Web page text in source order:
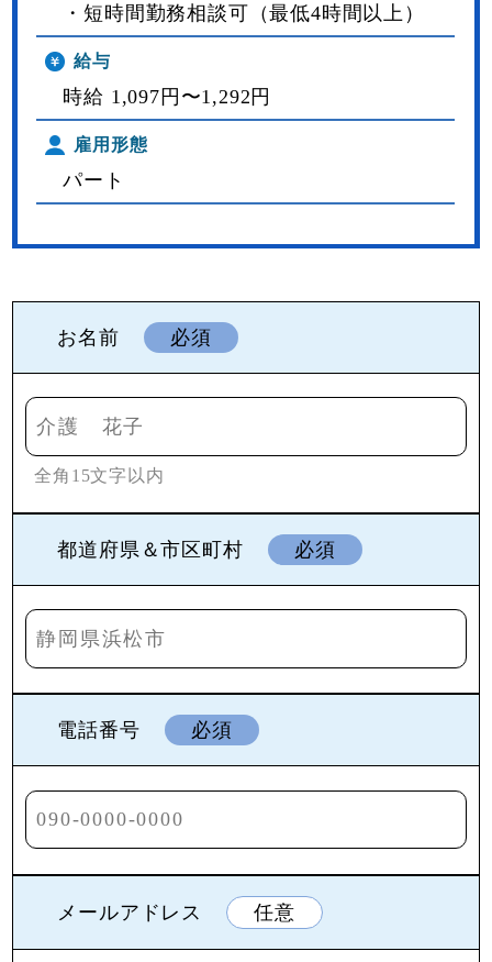
・短時間勤務相談可（最低4時間以上）
給与
時給 1,097円〜1,292円
雇用形態
パート
お名前 必須
全角15文字以内
都道府県＆市区町村 必須
電話番号 必須
メールアドレス 任意